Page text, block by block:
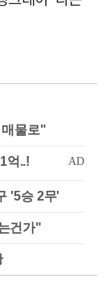
물로"
'5승 2무'
건가"